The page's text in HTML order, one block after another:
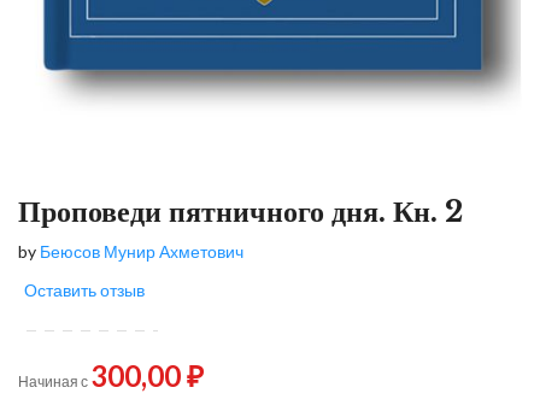
Проповеди пятнич­ного дня. Кн. 2
by Беюсов Мунир Ахметович
Оставить отзыв
Начиная с 300,00 ₽